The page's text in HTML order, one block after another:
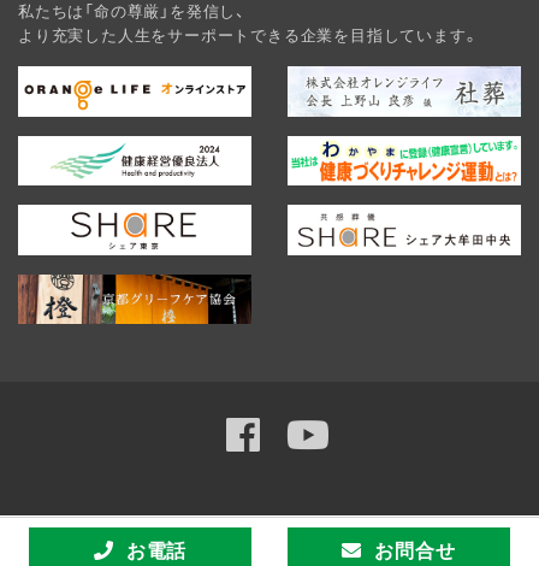
お電話 お問合せ
私たちは「命の尊厳」を発信し、
より充実した人生をサーポートできる企業を目指しています。
© 2026 Orange Life Co., Ltd.